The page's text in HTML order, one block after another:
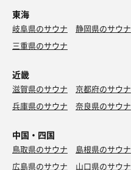
東海
岐阜県のサウナ 静岡県のサウナ
三重県のサウナ
近畿
滋賀県のサウナ 京都府のサウナ
兵庫県のサウナ
奈良県のサウナ
中国・四国
鳥取県のサウナ 島根県のサウナ
広島県のサウナ
山口県のサウナ